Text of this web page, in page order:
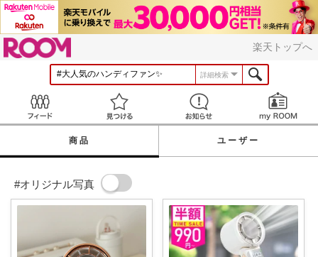
楽天トップへ
詳細検索
見つける お知らせ
商品 ユーザー
#オリジナル写真